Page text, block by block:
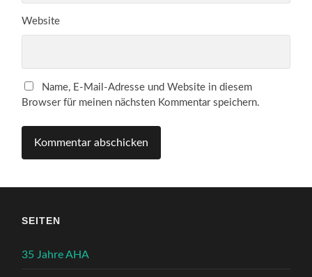
Website
Name, E-Mail-Adresse und Website in diesem
Browser für meinen nächsten Kommentar speichern.
SEITEN
35 Jahre AHA